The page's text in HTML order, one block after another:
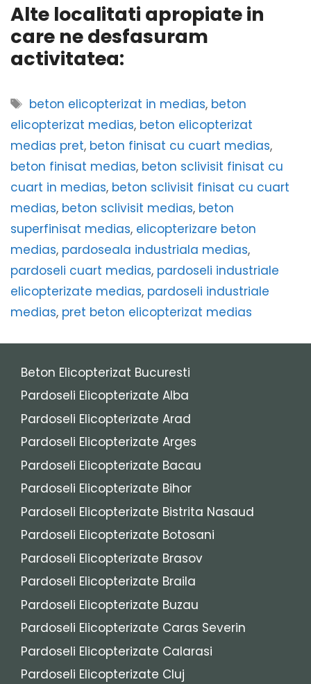
Alte localitati apropiate in
care ne desfasuram
activitatea:
Etichete
beton elicopterizat in medias, beton
elicopterizat medias, beton elicopterizat
medias pret, beton finisat cu cuart medias,
beton finisat medias, beton sclivisit finisat cu
cuart in medias, beton sclivisit finisat cu cuart
medias, beton sclivisit medias, beton
superfinisat medias, elicopterizare beton
medias, pardoseala industriala medias,
pardoseli cuart medias, pardoseli industriale
elicopterizate medias, pardoseli industriale
medias, pret beton elicopterizat medias
Beton Elicopterizat Bucuresti
Pardoseli Elicopterizate Alba
Pardoseli Elicopterizate Arad
Pardoseli Elicopterizate Arges
Pardoseli Elicopterizate Bacau
Pardoseli Elicopterizate Bihor
Pardoseli Elicopterizate Bistrita Nasaud
Pardoseli Elicopterizate Botosani
Pardoseli Elicopterizate Brasov
Pardoseli Elicopterizate Braila
Pardoseli Elicopterizate Buzau
Pardoseli Elicopterizate Caras Severin
Pardoseli Elicopterizate Calarasi
Pardoseli Elicopterizate Cluj